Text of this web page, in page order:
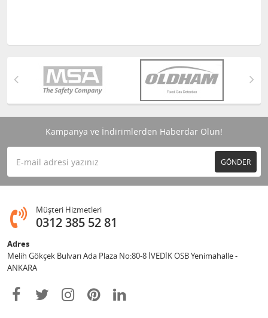
Kampanya ve İndirimlerden Haberdar Olun!
GÖNDER
Müşteri Hizmetleri
0312 385 52 81
Adres
Melih Gökçek Bulvarı Ada Plaza No:80-8 İVEDİK OSB Yenimahalle -
ANKARA